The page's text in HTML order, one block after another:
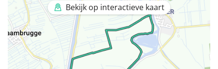
Bekijk op interactieve kaart